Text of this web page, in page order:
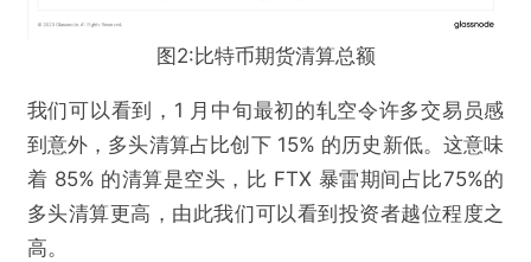
图2:比特币期货清算总额
我们可以看到，1 月中旬最初的轧空令许多交易员感
到意外，多头清算占比创下 15% 的历史新低。这意味
着 85% 的清算是空头，比 FTX 暴雷期间占比75%的
多头清算更高，由此我们可以看到投资者越位程度之
高。